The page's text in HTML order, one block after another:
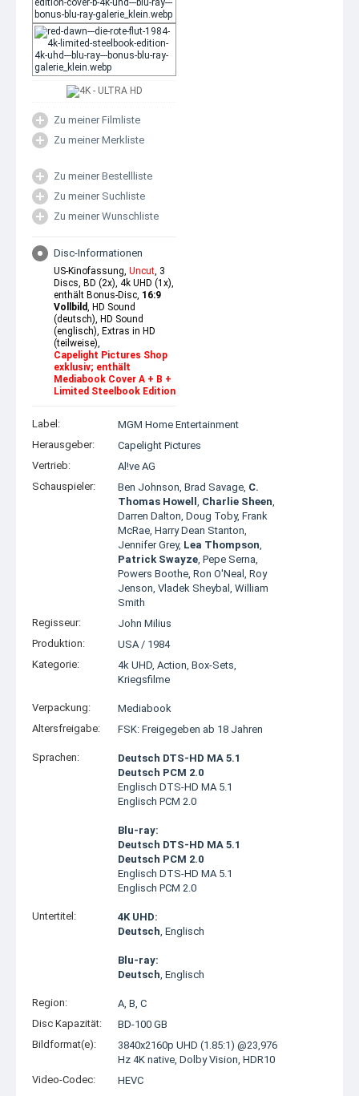
Zu meiner Filmliste
Zu meiner Merkliste
Zu meiner Bestellliste
Zu meiner Suchliste
Zu meiner Wunschliste
Disc-Informationen
US-Kinofassung, Uncut, 3
Discs, BD (2x), 4k UHD (1x),
enthält Bonus-Disc, 16:9
Vollbild, HD Sound
(deutsch), HD Sound
(englisch), Extras in HD
(teilweise),
Capelight Pictures Shop
exklusiv; enthält
Mediabook Cover A + B +
Limited Steelbook Edition
Label:
MGM Home Entertainment
Herausgeber:
Capelight Pictures
Vertrieb:
Al!ve AG
Schauspieler:
Ben Johnson, Brad Savage, C.
Thomas Howell , Charlie Sheen,
Darren Dalton, Doug Toby, Frank
McRae, Harry Dean Stanton,
Jennifer Grey, Lea Thompson,
Patrick Swayze, Pepe Serna,
Powers Boothe, Ron O'Neal , Roy
Jenson, Vladek Sheybal , William
Smith
Regisseur:
John Milius
Produktion:
USA/ 1984
Kategorie:
4k UHD, Action, Box-Sets,
Kriegsfilme
Verpackung:
Mediabook
Altersfreigabe:
FSK: Freigegeben ab 18 Jahren
Sprachen:
Deutsch DTS-HD MA 5.1
Deutsch PCM 2.0
Englisch DTS-HD MA 5.1
Englisch PCM 2.0
Blu-ray:
Deutsch DTS-HD MA 5.1
Deutsch PCM 2.0
Englisch DTS-HD MA 5.1
Englisch PCM 2.0
Untertitel:
4K UHD:
Deutsch, Englisch
Blu-ray:
Deutsch, Englisch
Region:
A, B, C
Disc Kapazität:
BD-100 GB
Bildformat(e):
3840x2160p UHD (1.85:1) @23,976
Hz 4K native, Dolby Vision, HDR10
Video-Codec:
HEVC